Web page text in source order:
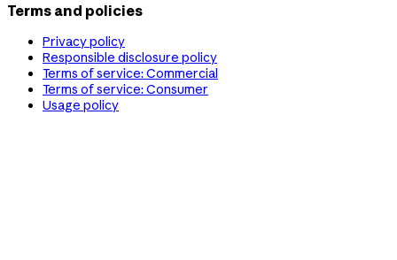
Terms and policies
Privacy policy
Responsible disclosure policy
Terms of service: Commercial
Terms of service: Consumer
Usage policy